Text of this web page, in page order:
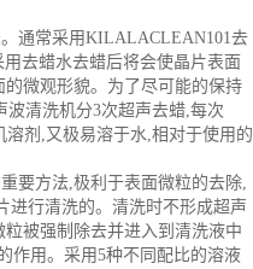
通常采用KILALACLEAN101去
去蜡水去蜡后将会使晶片表面
微观形貌。为了尽可能的保持
清洗机分3次超声去蜡,每次
剂,又极易溶于水,相对于使用的
要方法,极利于表面微粒的去除,
进行清洗的。清洗时不形成超声
被强制除去并进入到清洗液中
作用。采用5种不同配比的溶液